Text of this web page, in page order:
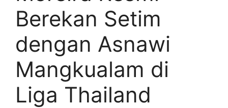
Berekan Setim
dengan Asnawi
Mangkualam di
Liga Thailand